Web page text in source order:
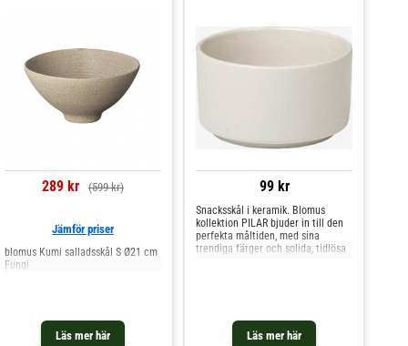
289 kr (599 kr)
Läs mer här
Jämför priser
blomus Kumi salladsskål S Ø21 cm
Fungi
99 kr
Läs mer här
Snacksskål i keramik. Blomus
kollektion PILAR bjuder in till den
perfekta måltiden, med sina
trendiga färger och solida, tidlösa